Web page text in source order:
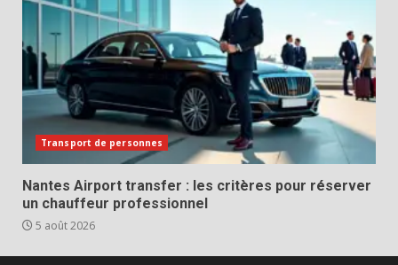
Transport de personnes
Nantes Airport transfer : les critères pour réserver
un chauffeur professionnel
5 août 2026